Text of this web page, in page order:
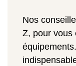
Nos
Z, pour vous